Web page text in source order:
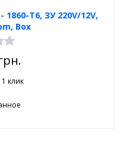
T6, ЗУ 220V/12V,
Box
1 клик